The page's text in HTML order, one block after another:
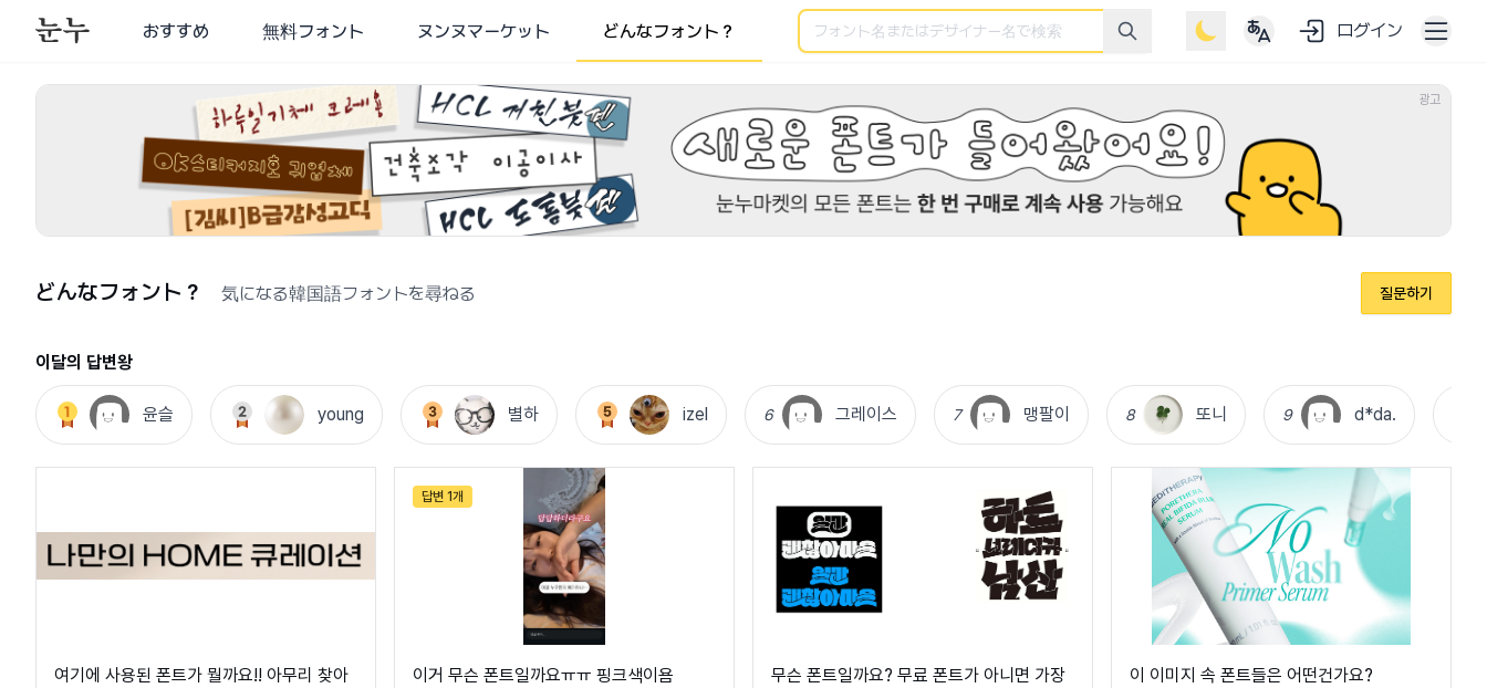
おすすめ 無料フォント ヌンヌマーケット どんなフォント？
検索 ログイン
광고
どんなフォント？ 気になる韓国語フォントを尋ねる 질문하기
이달의 답변왕
윤슬 young 별하 izel 6 그레이스 7 맹팔이 8 또니 9 d*da.
여기에 사용된 폰트가 뭘까요!! 아무리 찾아
답변 1개
이거 무슨 폰트일까요ㅠㅠ 핑크색이욤
무슨 폰트일까요? 무료 폰트가 아니면 가장
이 이미지 속 폰트들은 어떤건가요?